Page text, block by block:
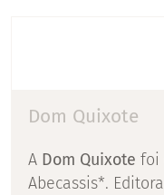
Dom Quixote
A Dom Quixote foi
Abecassis*.